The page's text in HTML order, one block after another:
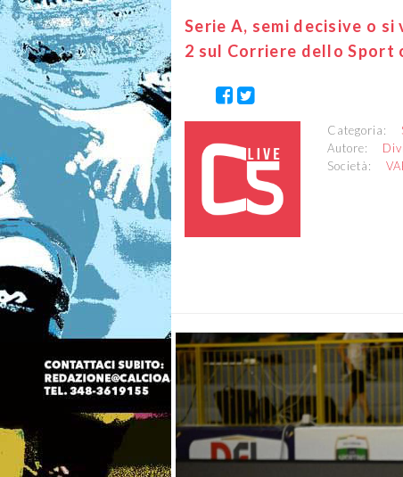
Serie A, semi decisive o
2 sul Corriere dello Sport
Categoria:
Autore:
Società: